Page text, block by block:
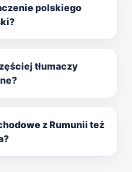
polskiego
tłumaczy
z Rumunii też